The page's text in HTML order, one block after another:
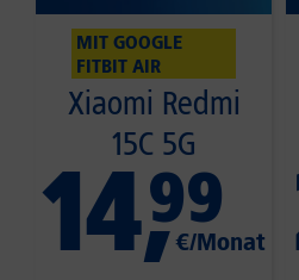
MIT GOOGLE
FITBIT AIR
Xiaomi Redmi
15C 5G
14,
99
€/Monat